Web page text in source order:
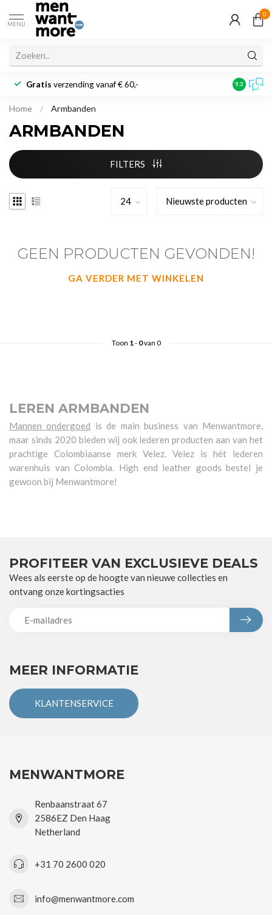
MENU
0
Gratis verzending vanaf € 60,- 9.3
Home / Armbanden
ARMBANDEN
FILTERS
GEEN PRODUCTEN GEVONDEN!
GA VERDER MET WINKELEN
Toon 1- 0van 0
LEREN ARMBANDEN
Mannen ondergoed is de main business van Menwantmore,
maar sinds 2020 bieden wij ook lederen producten aan van het
prachtige Colombiaanse merk Velez. Velez is hét lederen
warenhuis van Colombia. High end leather goods bestel je
gewoon bij Menwantmore!
MEER INFORMATIE
KLANTENSERVICE
PROFITEER VAN EXCLUSIEVE DEALS
Wees als eerste op de hoogte van nieuwe collecties en
ontvang onze kortingsacties
MENWANTMORE
Renbaanstraat 67
2586EZ Den Haag
Netherland
+31 70 2600 020
info@menwantmore.com